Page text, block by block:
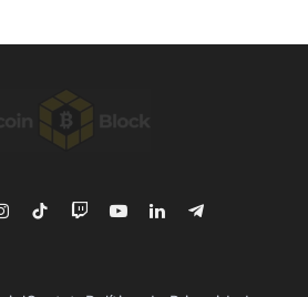
Instagram
TikTokTwitchYouTubeLinkedInTelegram